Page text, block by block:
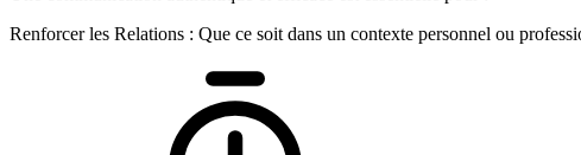
Renforcer les Relations : Que ce soit dans un contexte personnel ou